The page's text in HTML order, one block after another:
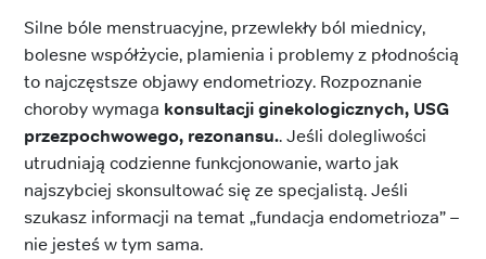
Silne bóle menstruacyjne, przewlekły ból miednicy,
bolesne współżycie, plamienia i problemy z płodnością
to najczęstsze objawy endometriozy. Rozpoznanie
choroby wymaga konsultacji ginekologicznych, USG
przezpochwowego, rezonansu.. Jeśli dolegliwości
utrudniają codzienne funkcjonowanie, warto jak
najszybciej skonsultować się ze specjalistą. Jeśli
szukasz informacji na temat „fundacja endometrioza” –
nie jesteś w tym sama.